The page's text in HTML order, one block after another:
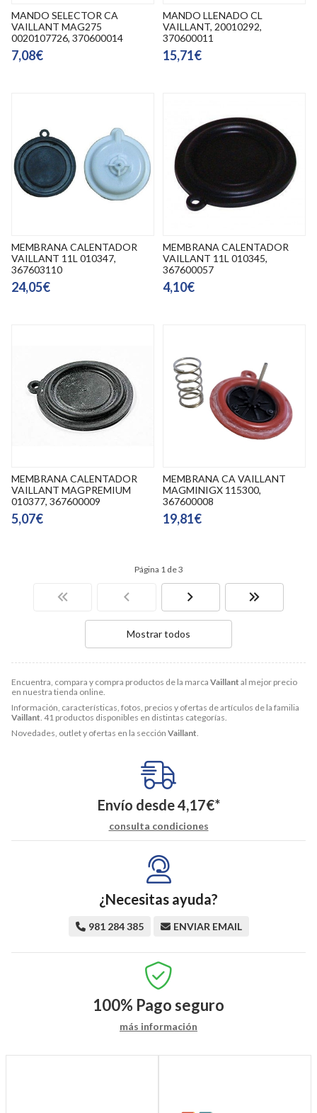
Encuentra, compara y compra productos de la marca Vaillant al mejor precio
en nuestra tienda online.
Información, características, fotos, precios y ofertas de artículos de la familia
Vaillant. 41 productos disponibles en distintas categorías.
Novedades, outlet y ofertas en la sección Vaillant.
MANDO SELECTOR CA
VAILLANT MAG275
0020107726, 370600014
7,08€
MANDO LLENADO CL
VAILLANT, 20010292,
370600011
15,71€
MEMBRANA CALENTADOR
VAILLANT 11L 010347,
367603110
24,05€
MEMBRANA CALENTADOR
VAILLANT 11L 010345,
367600057
4,10€
MEMBRANA CALENTADOR
VAILLANT MAGPREMIUM
010377, 367600009
5,07€
MEMBRANA CA VAILLANT
MAGMINIGX 115300,
367600008
19,81€
Página 1 de 3
Mostrar todos
Envío desde4,17€*
consulta condiciones
¿Necesitas ayuda?
981 284 385 ENVIAR EMAIL
100% Pago seguro
más información